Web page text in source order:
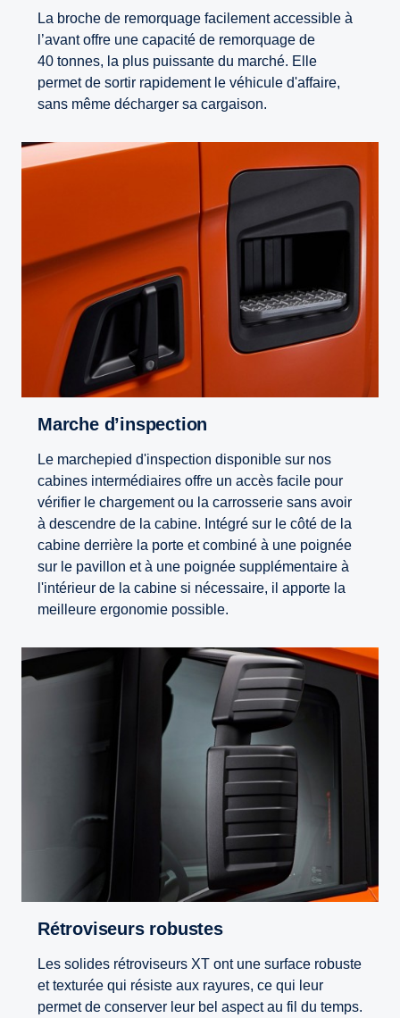
La broche de remorquage facilement accessible à
l’avant offre une capacité de remorquage de
40 tonnes, la plus puissante du marché. Elle
permet de sortir rapidement le véhicule d'affaire,
sans même décharger sa cargaison.
Marche d’inspection
Le marchepied d'inspection disponible sur nos
cabines intermédiaires offre un accès facile pour
vérifier le chargement ou la carrosserie sans avoir
à descendre de la cabine. Intégré sur le côté de la
cabine derrière la porte et combiné à une poignée
sur le pavillon et à une poignée supplémentaire à
l'intérieur de la cabine si nécessaire, il apporte la
meilleure ergonomie possible.
Rétroviseurs robustes
Les solides rétroviseurs XT ont une surface robuste
et texturée qui résiste aux rayures, ce qui leur
permet de conserver leur bel aspect au fil du temps.